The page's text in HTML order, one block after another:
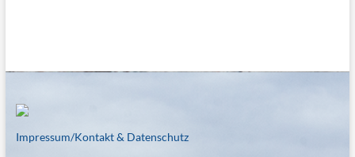
Impressum/Kontakt & Datenschutz